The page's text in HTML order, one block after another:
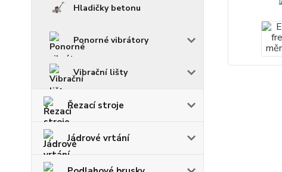
Hladičky betonu
Ponorné vibrátory
Vibrační lišty
Řezací stroje
Jádrové vrtání